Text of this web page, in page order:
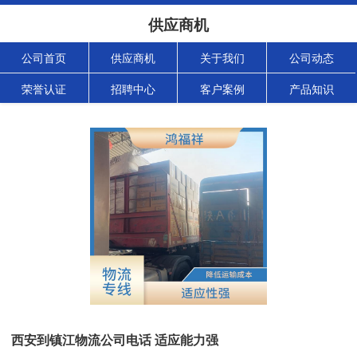
供应商机
公司首页 供应商机 关于我们 公司动态
荣誉认证 招聘中心 客户案例 产品知识
西安到镇江物流公司电话 适应能力强